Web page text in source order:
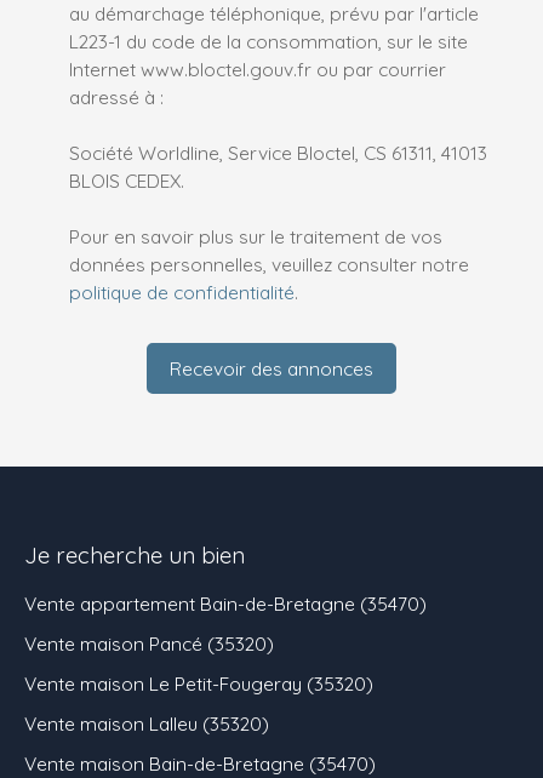
au démarchage téléphonique, prévu par l'article
L223-1 du code de la consommation, sur le site
Internet www.bloctel.gouv.fr ou par courrier
adressé à :
Société Worldline, Service Bloctel, CS 61311, 41013
BLOIS CEDEX.
Pour en savoir plus sur le traitement de vos
données personnelles, veuillez consulter notre
politique de confidentialité.
Recevoir des annonces
Je recherche un bien
Vente appartement Bain-de-Bretagne (35470)
Vente maison Pancé (35320)
Vente maison Le Petit-Fougeray (35320)
Vente maison Lalleu (35320)
Vente maison Bain-de-Bretagne (35470)